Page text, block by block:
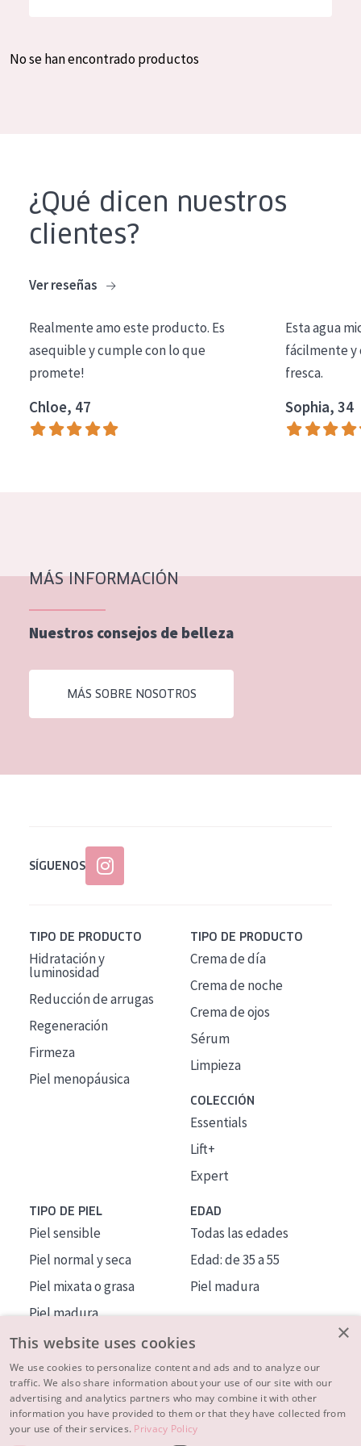
Crema de día
Crema de noche
Limpieza
COLECCIÓN
Essentials
Lift+
Piel normal y seca
Piel mixata o grasa
Piel madura
Piel expuesta al sol
Piel menopáusica
Todas las edades
Spanish
No se han encontrado productos
¿Qué dicen nuestros
clientes?
Ver reseñas
Realmente amo este producto. Es
asequible y cumple con lo que
promete!
Chloe, 47
Esta agua
fácilmente y
fresca.
Sophia, 34
MÁS INFORMACIÓN
Nuestros consejos de belleza
MÁS SOBRE NOSOTROS
SÍGUENOS
TIPO DE PRODUCTO
Hidratación y
luminosidad
Reducción de arrugas
Regeneración
Firmeza
Piel menopáusica
TIPO DE PRODUCTO
Crema de día
Crema de noche
Crema de ojos
Sérum
Limpieza
COLECCIÓN
Essentials
Lift+
Expert
TIPO DE PIEL
Piel sensible
Piel normal y seca
Piel mixata o grasa
Piel madura
Piel expuesta al sol
Piel menopáusica
EDAD
Todas las edades
Edad: de 35 a 55
Piel madura
MÁS SOBRE NOSOTROS
INSPIRACIÓN
×
This website uses cookies
We use cookies to personalize content and ads and to analyze our
traffic. We also share information about your use of our site with our
advertising and analytics partners who may combine it with other
information you have provided to them or that they have collected from
your use of their services. Privacy Policy